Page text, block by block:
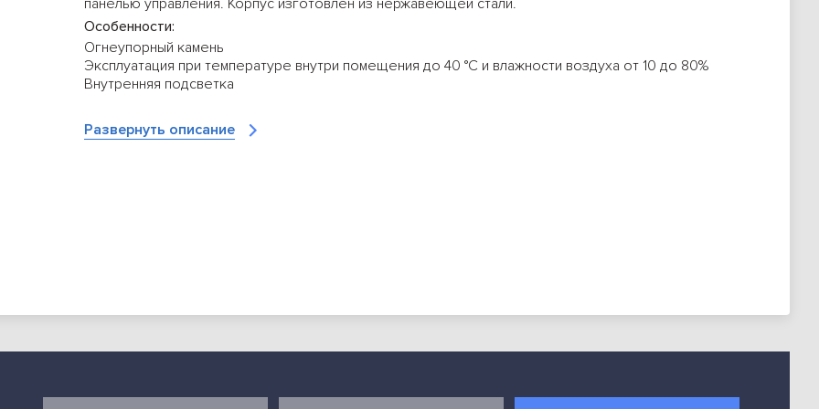
панелью управления. Корпус изготовлен из нержавеющей стали.
Особенности:
Огнеупорный камень
Эксплуатация при температуре внутри помещения до 40 °C и влажности воздуха от 10 до 80%
Внутренняя подсветка
Дополнительные характеристики:
Условия расположения: высота от 900 до 1000 мм от пола, свободное пространство для
Развернуть описание